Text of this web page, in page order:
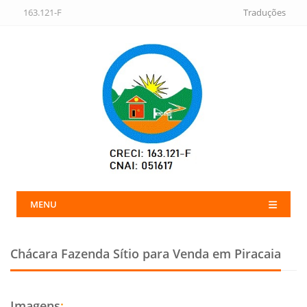
163.121-F Traduções
MENU
Chácara Fazenda Sítio para Venda em Piracaia